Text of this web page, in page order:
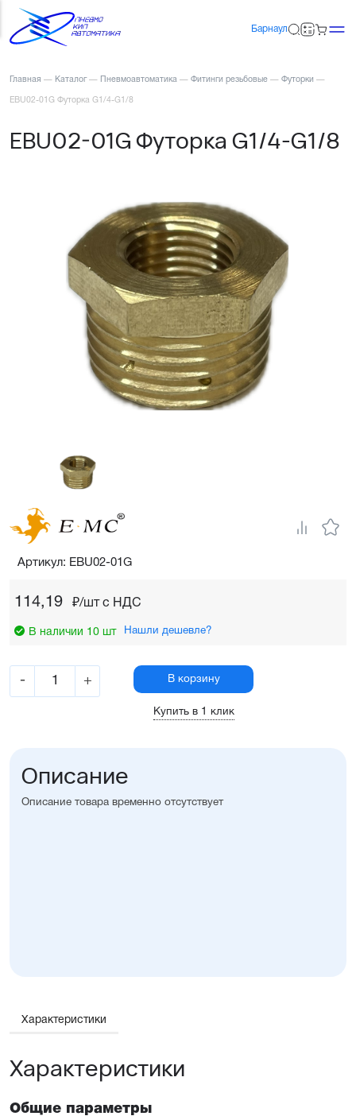
Барнаул
Главная — Каталог — Пневмоавтоматика — Фитинги резьбовые — Футорки —
EBU02-01G Футорка G1/4-G1/8
EBU02-01G Футорка G1/4-G1/8
114,19 ₽/шт c НДС
В наличии 10 шт Нашли дешевле?
- + В корзину
Купить в 1 клик
Артикул: EBU02-01G
Описание
Описание товара временно отсутствует
Характеристики
Характеристики
Общие параметры